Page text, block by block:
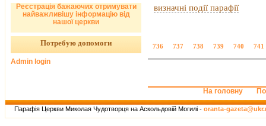
визначні події парафії
736 737 738 739 740 741
Реєстрація бажаючих отримувати
найважливішу інформацію від
нашої церкви
Потребую допомоги
Admin login
На головну
Парафія Церкви Миколая Чудотворця на Аскольдовій Могилі - oranta-